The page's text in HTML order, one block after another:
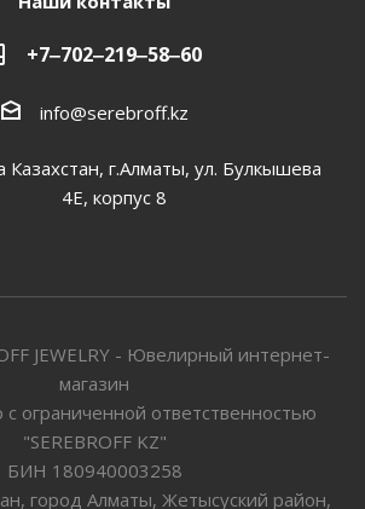
+7‒702‒219‒58‒60
info@serebroff.kz
Казахстан, г.Алматы, ул. Булкышева
4Е, корпус 8
JEWELRY - Ювелирный интернет-
магазин
ограниченной ответственностью
"SEREBROFF KZ"
БИН 180940003258
город Алматы, Жетысуский район,